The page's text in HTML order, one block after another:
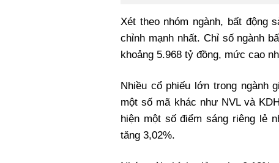
Xét theo nhóm ngành, bất
chỉnh mạnh nhất. Chỉ số ngành
khoảng 5.968 tỷ đồng, mức cao
Nhiều cổ phiếu lớn trong ngành
một số mã khác như NVL và
hiện một số điểm sáng riêng lẻ
tăng 3,02%.